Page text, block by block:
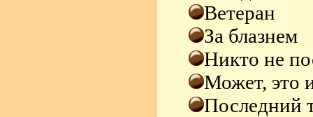
Ветеран
За блазнем
Никто не
Может, это
Последний